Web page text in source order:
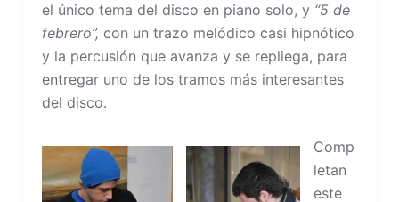
el único tema del disco en piano solo, y “5 de
febrero”, con un trazo melódico casi hipnótico
y la percusión que avanza y se repliega, para
entregar uno de los tramos más interesantes
del disco.
Comp
letan
este